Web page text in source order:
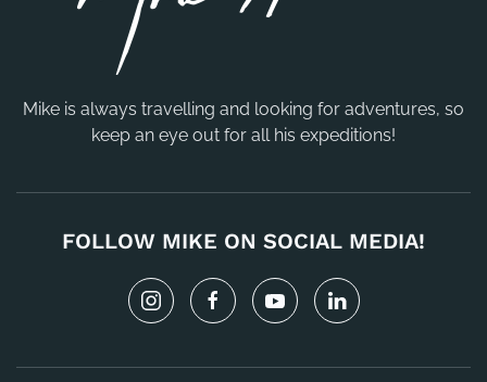
Mike is always travelling and looking for adventures, so
keep an eye out for all his expeditions!
FOLLOW MIKE ON SOCIAL MEDIA!